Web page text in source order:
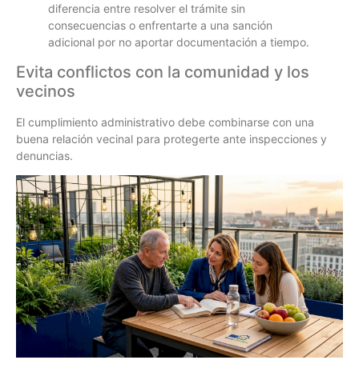
diferencia entre resolver el trámite sin
consecuencias o enfrentarte a una sanción
adicional por no aportar documentación a tiempo.
Evita conflictos con la comunidad y los
vecinos
El cumplimiento administrativo debe combinarse con una
buena relación vecinal para protegerte ante inspecciones y
denuncias.